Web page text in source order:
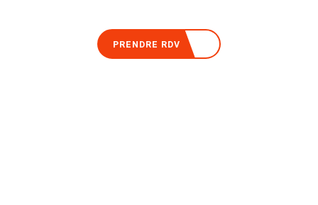
PRENDRE RDV